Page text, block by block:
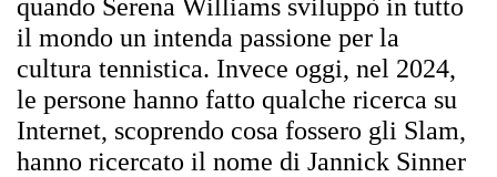
quando Serena Williams sviluppò in tutto
il mondo un intenda passione per la
cultura tennistica. Invece oggi, nel 2024,
le persone hanno fatto qualche ricerca su
Internet, scoprendo cosa fossero gli Slam,
hanno ricercato il nome di Jannick Sinner